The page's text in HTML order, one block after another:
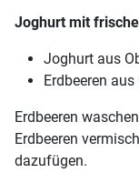
Joghurt mit
Joghurt aus
Erdbeeren
Erdbeeren
Erdbeeren
dazufügen.